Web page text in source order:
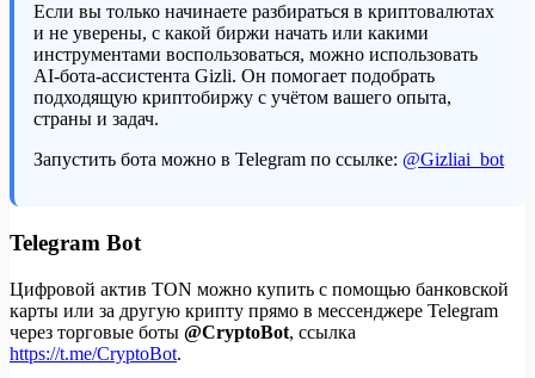
Если вы только начинаете разбираться в криптовалютах
и не уверены, с какой биржи начать или какими
инструментами воспользоваться, можно использовать
AI-бота-ассистента Gizli. Он помогает подобрать
подходящую криптобиржу с учётом вашего опыта,
страны и задач.
Запустить бота можно в Telegram по ссылке: @Gizliai_bot
Telegram Bot
Цифровой актив TON можно купить с помощью банковской
карты или за другую крипту прямо в мессенджере Telegram
через торговые боты @CryptoBot, ссылка
https://t.me/CryptoBot.